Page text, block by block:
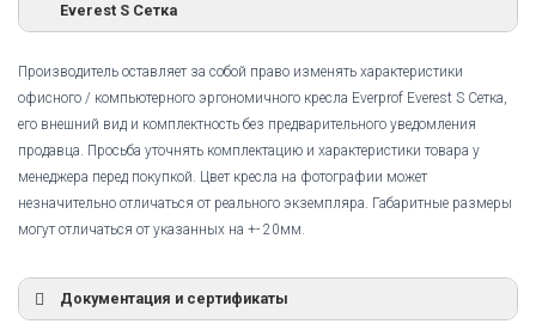
Everest S Сетка
Производитель оставляет за собой право изменять характеристики
офисного / компьютерного эргономичного кресла Everprof Everest S Сетка,
его внешний вид и комплектность без предварительного уведомления
продавца. Просьба уточнять комплектацию и характеристики товара у
менеджера перед покупкой. Цвет кресла на фотографии может
незначительно отличаться от реального экземпляра. Габаритные размеры
могут отличаться от указанных на +- 20мм.
Документация и сертификаты